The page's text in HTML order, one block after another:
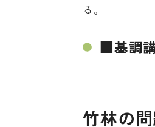
る。
■基調
竹林の